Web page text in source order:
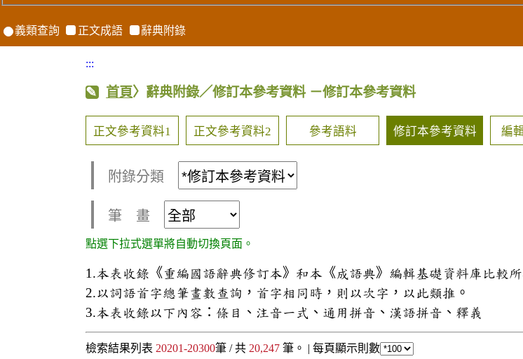
義類查詢 正文成語 辭典附錄
:::
首頁〉辭典附錄／修訂本參考資料 －修訂本參考資料
正文參考資料1 正文參考資料2 參考語料 修訂本參考資料 編
附錄分類
筆 畫
點選下拉式選單將自動切換頁面。
1.本表收錄《重編國語辭典修訂本》和本《成語典》編輯基礎資料庫比較
2.以詞語首字總筆畫數查詢，首字相同時，則以次字，以此類推。
3.本表收錄以下內容：條目、注音一式、通用拼音、漢語拼音、釋義
檢索結果列表 20201-20300筆 / 共 20,247 筆。 | 每頁顯示則數